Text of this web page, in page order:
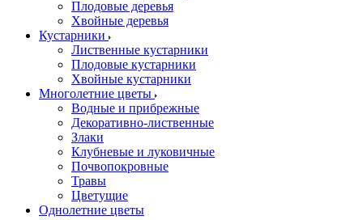
Плодовые деревья
Хвойные деревья
Кустарники
Лиственные кустарники
Плодовые кустарники
Хвойные кустарники
Многолетние цветы
Водные и прибрежные
Декоративно-лиственные
Злаки
Клубневые и луковичные
Почвопокровные
Травы
Цветущие
Однолетние цветы